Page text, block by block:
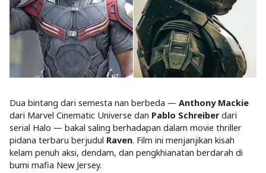
Dua bintang dari semesta nan berbeda — Anthony Mackie
dari Marvel Cinematic Universe dan Pablo Schreiberdari
serial Halo — bakal saling berhadapan dalam movie thriller
pidana terbaru berjudul Raven. Film ini menjanjikan kisah
kelam penuh aksi, dendam, dan pengkhianatan berdarah di
bumi mafia New Jersey.